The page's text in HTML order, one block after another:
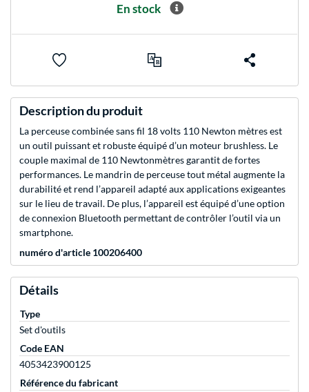
En stock
Description du produit
La perceuse combinée sans fil 18 volts 110 Newton mètres est
un outil puissant et robuste équipé d’un moteur brushless. Le
couple maximal de 110 Newtonmètres garantit de fortes
performances. Le mandrin de perceuse tout métal augmente la
durabilité et rend l’appareil adapté aux applications exigeantes
sur le lieu de travail. De plus, l’appareil est équipé d’une option
de connexion Bluetooth permettant de contrôler l’outil via un
smartphone.
numéro d'article 100206400
Détails
Type
Set d'outils
Code EAN
4053423900125
Référence du fabricant